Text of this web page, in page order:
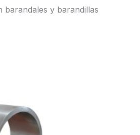
barandales y barandillas